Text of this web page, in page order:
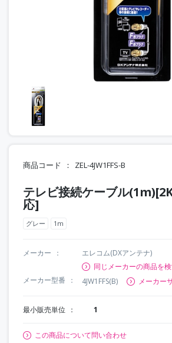
商品コード ZEL-4JW1FFS-B
テレビ接続ケーブル
応]
グレー 1m
メーカー
エレコム(DXアンテナ)
同じメーカーの商品を
メーカー型番
4JW1FFS(B) メーカー
最小販売単位 1
この商品について問い合わせ